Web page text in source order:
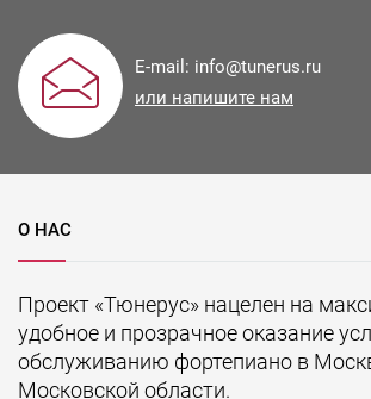
E-mail: info@tunerus.ru
или напишите нам
О НАС
Проект «Тюнерус» нацелен на
удобное и прозрачное оказание
обслуживанию фортепиано в
Московской области.